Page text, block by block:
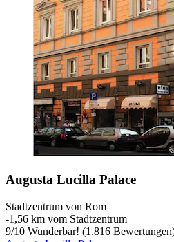
Augusta Lucilla Palace
Stadtzentrum von Rom
‐1,56 km vom Stadtzentrum
9/10 Wunderbar! (1.816